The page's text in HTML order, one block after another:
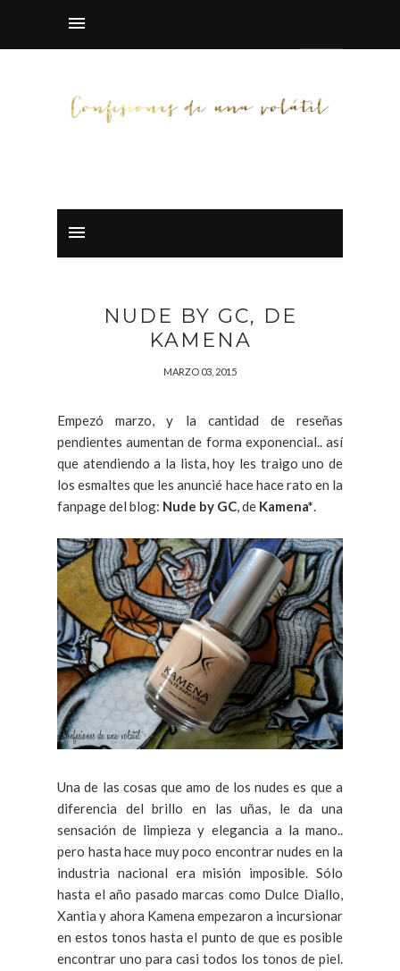
NUDE BY GC, DE
KAMENA
MARZO 03, 2015
Empezó marzo, y la cantidad de reseñas
pendientes aumentan de forma exponencial.. así
que atendiendo a la lista, hoy les traigo uno de
los esmaltes que les anuncié hace hace rato en la
fanpage del blog: Nude by GC , de Kamena*
Una de las cosas que amo de los nudes es que a
diferencia del brillo en las uñas, le da una
sensación de limpieza y elegancia a la mano..
pero hasta hace muy poco encontrar nudes en la
industria nacional era misión imposible. Sólo
hasta el año pasado marcas como Dulce Diallo,
Xantia y ahora Kamena empezaron a incursionar
en estos tonos hasta el punto de que es posible
encontrar uno para casi todos los tonos de piel.